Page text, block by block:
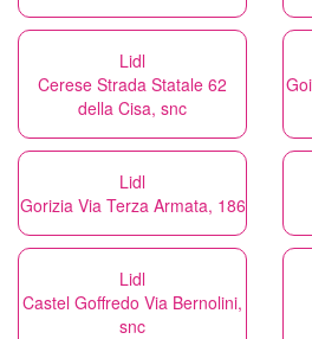
Lidl
Cerese Strada Statale 62
della Cisa, snc
Lidl
Gorizia Via Terza Armata, 186
Lidl
Castel Goffredo Via Bernolini,
snc